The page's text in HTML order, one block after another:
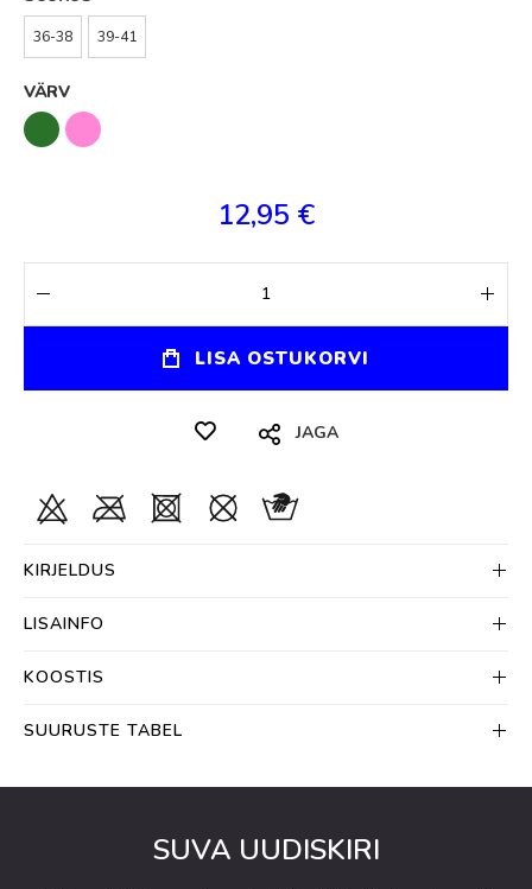
36-38 39-41
VÄRV
12,95 €
LISA OSTUKORVI
JAGA
KIRJELDUS
LISAINFO
KOOSTIS
SUURUSTE TABEL
SUVA UUDISKIRI